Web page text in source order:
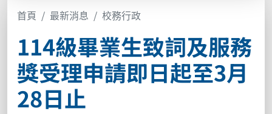
首頁 最新消息 校務行政
114級畢業生致詞及服務
獎受理申請即日起至3月
28日止